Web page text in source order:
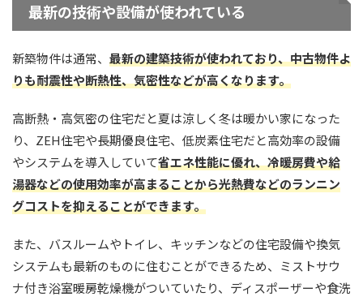
最新の技術や設備が使われている
新築物件は通常、 最新の建築技術が使われており、中古物件よ
りも耐震性や断熱性、気密性などが高くなります。
高断熱・高気密の住宅だと夏は涼しく冬は暖かい家になった
り、ZEH住宅や長期優良住宅、低炭素住宅だと高効率の設備
やシステムを導入していて省エネ性能に優れ、冷暖房費や給
湯器などの使用効率が高まることから光熱費などのランニン
グコストを抑えることができます。
また、バスルームやトイレ、キッチンなどの住宅設備や換気
システムも最新のものに住むことができるため、ミストサウ
ナ付き浴室暖房乾燥機がついていたり、ディスポーザーや食洗